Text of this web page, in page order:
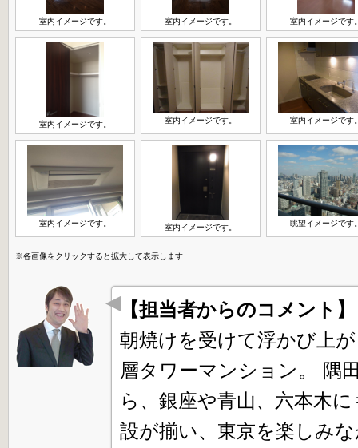
室内イメージです。 室内イメージです。 室内イメージです
室内イメージです。 室内イメージです。 室内イメージです
室内イメージです。 室内イメージです。 眺望イメージです
※各画像をクリックすると拡大して表示します
【担当者からのコメント
朝焼けを受けて浮かび上
層タワーマンション。 隅
ら、銀座や青山、六本木
設が揃い、東京を楽しみ